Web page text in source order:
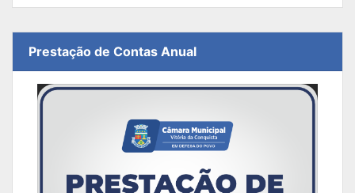
Prestação de Contas Anual